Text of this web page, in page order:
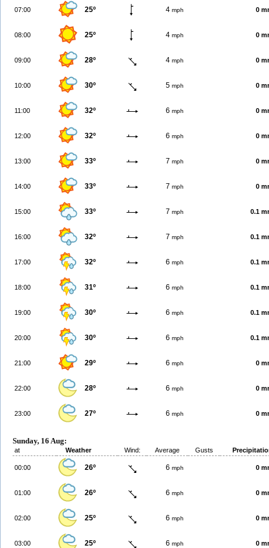
07:00 25º 4 mph 0
08:00 25º 4 mph 0
09:00 28º 4 mph 0
10:00 30º 5 mph 0
11:00 32º 6 mph 0
12:00 32º 6 mph 0
13:00 33º 7 mph 0
14:00 33º 7 mph 0
15:00 33º 7 mph 0.1
16:00 32º 7 mph 0.1
17:00 32º 6 mph 0.1
18:00 31º 6 mph 0.1
19:00 30º 6 mph 0.1
20:00 30º 6 mph 0.1
21:00 29º 6 mph 0
22:00 28º 6 mph 0
23:00 27º 6 mph 0
Sunday, 16 Aug:
at Weather Wind: Average Gusts
00:00 26º 6 mph 0
01:00 26º 6 mph 0
02:00 25º 6 mph 0
03:00 25º 6 mph 0